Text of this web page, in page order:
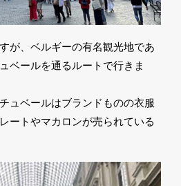
が、ベルギーの有名観光地であ
ベールを通るルートで行きま
ュベールはブランドものの衣服
ートやマカロンが売られている